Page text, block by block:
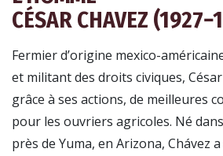
CÉSAR CHAVEZ
Fermier d’origine mexico-
et militant des droits civiques,
grâce à ses actions, de meilleures
pour les ouvriers agricoles. Né
près de Yuma, en Arizona, Chávez